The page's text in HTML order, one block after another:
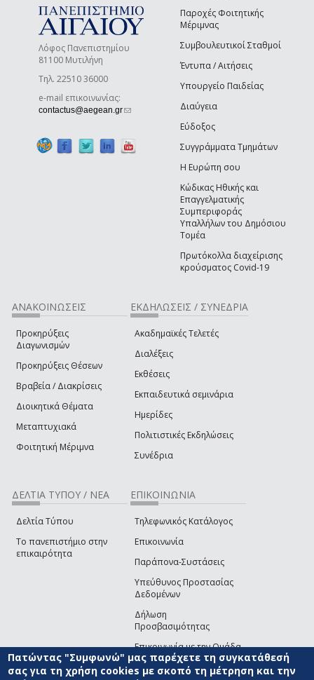
Λόφος Πανεπιστημίου
81100 Μυτιλήνη
Τηλ. 22510 36000
e-mail επικοινωνίας:
contactus@aegean.gr(link sends e-mail)
Παροχές Φοιτητικής
Μέριμνας
Συμβουλευτικοί Σταθμοί
Έντυπα / Αιτήσεις
Υπουργείο Παιδείας
Διαύγεια
Εύδοξος
Συγγράμματα Τμημάτων
Η Ευρώπη σου
Κώδικας Ηθικής και
Επαγγελματικής
Συμπεριφοράς
Υπαλλήλων του Δημόσιου
Τομέα
Πρωτόκολλα διαχείρισης
κρούσματος Covid-19
ΑΝΑΚΟΙΝΩΣΕΙΣ
Προκηρύξεις
Διαγωνισμών
Προκηρύξεις Θέσεων
Βραβεία / Διακρίσεις
Διοικητικά Θέματα
Μεταπτυχιακά
Φοιτητική Μέριμνα
ΕΚΔΗΛΩΣΕΙΣ / ΣΥΝΕΔΡΙΑ
Ακαδημαϊκές Τελετές
Διαλέξεις
Εκθέσεις
Εκπαιδευτικά σεμινάρια
Ημερίδες
Πολιτιστικές Εκδηλώσεις
Συνέδρια
ΔΕΛΤΙΑ ΤΥΠΟΥ / ΝΕΑ
Δελτία Τύπου
Το πανεπιστήμιο στην
επικαιρότητα
ΕΠΙΚΟΙΝΩΝΙΑ
Τηλεφωνικός Κατάλογος
Επικοινωνία
Παράπονα-Συστάσεις
Υπεύθυνος Προστασίας
Δεδομένων
Δήλωση
Προσβασιμότητας
Επικοινωνία με την Ομάδα
Ανάπτυξης του site(link sends e-mail)
Πατώντας "Συμφωνώ" μας παρέχετε τη συγκατάθεσή
σας για τη χρήση cookies με σκοπό τη μέτρηση και την